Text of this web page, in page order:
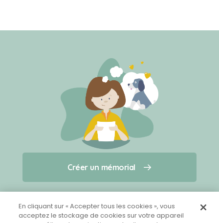
Créer un mémorial
Qui sommes-nous ?
Nous contacter
Créer un mémorial
En cliquant sur « Accepter tous les cookies », vous
acceptez le stockage de cookies sur votre appareil